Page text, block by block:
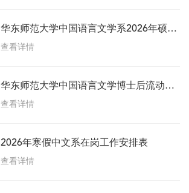
华东师范大学中国语言文学系2026年硕士
研究生招生复试录取实施细则
查看详情
华东师范大学中国语言文学博士后流动站
招聘启事
查看详情
2026年寒假中文系在岗工作安排表
查看详情